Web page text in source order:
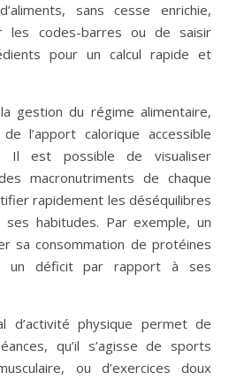
sans cesse enrichie,
les codes-barres ou de saisir
pour un calcul rapide et
gestion du régime alimentaire,
l’apport calorique accessible
Il est possible de visualiser
macronutriments de chaque
rapidement les déséquilibres
habitudes. Par exemple, un
sa consommation de protéines
un déficit par rapport à ses
d’activité physique permet de
qu’il s’agisse de sports
ou d’exercices doux